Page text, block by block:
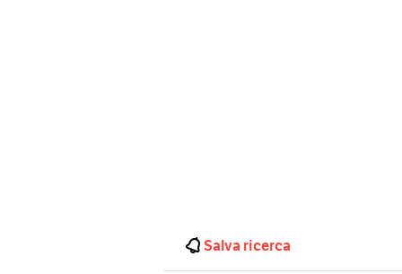
Salva ricerca